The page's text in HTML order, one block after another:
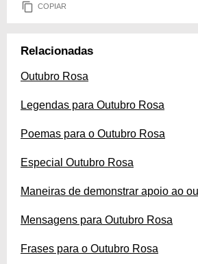
COPIAR
Relacionadas
Outubro Rosa
Legendas para Outubro Rosa
Poemas para o Outubro Rosa
Especial Outubro Rosa
Maneiras de demonstrar apoio ao
Mensagens para Outubro Rosa
Frases para o Outubro Rosa